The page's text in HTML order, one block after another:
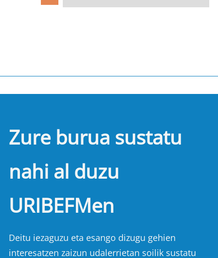
Zure burua sustatu
nahi al duzu
URIBEFMen
Deitu iezaguzu eta esango dizugu gehien
interesatzen zaizun udalerrietan soilik sustatu